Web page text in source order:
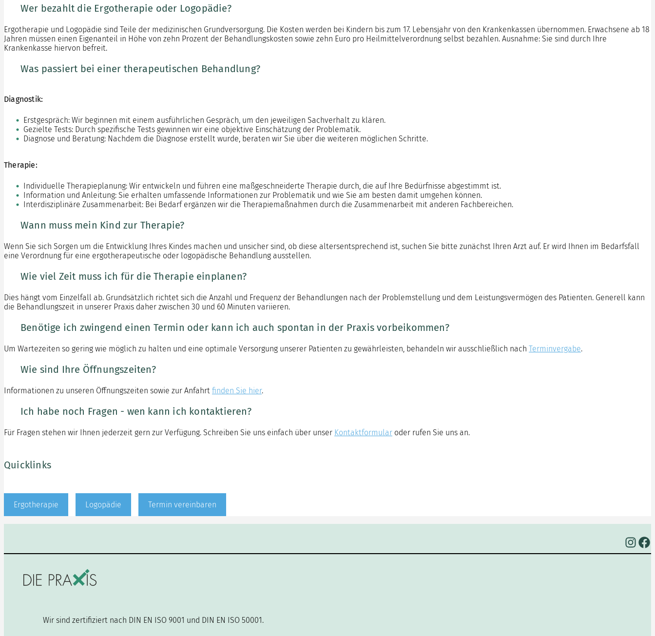
Wer bezahlt die Ergotherapie oder Logopädie?
Ergotherapie und Logopädie sind Teile der medizinischen Grundversorgung. Die Kosten werden bei Kindern bis zum 17. Lebensjahr von den Krankenkassen übernommen. Erwachsene ab 18
Jahren müssen einen Eigenanteil in Höhe von zehn Prozent der Behandlungskosten sowie zehn Euro pro Heilmittelverordnung selbst bezahlen. Ausnahme: Sie sind durch Ihre
Krankenkasse hiervon befreit.
Was passiert bei einer therapeutischen Behandlung?
Diagnostik:
Erstgespräch: Wir beginnen mit einem ausführlichen Gespräch, um den jeweiligen Sachverhalt zu klären.
Gezielte Tests: Durch spezifische Tests gewinnen wir eine objektive Einschätzung der Problematik.
Diagnose und Beratung: Nachdem die Diagnose erstellt wurde, beraten wir Sie über die weiteren möglichen Schritte.
Therapie:
Individuelle Therapieplanung: Wir entwickeln und führen eine maßgeschneiderte Therapie durch, die auf Ihre Bedürfnisse abgestimmt ist.
Information und Anleitung: Sie erhalten umfassende Informationen zur Problematik und wie Sie am besten damit umgehen können.
Interdisziplinäre Zusammenarbeit: Bei Bedarf ergänzen wir die Therapiemaßnahmen durch die Zusammenarbeit mit anderen Fachbereichen.
Wann muss mein Kind zur Therapie?
Wenn Sie sich Sorgen um die Entwicklung Ihres Kindes machen und unsicher sind, ob diese altersentsprechend ist, suchen Sie bitte zunächst Ihren Arzt auf. Er wird Ihnen im Bedarfsfall
eine Verordnung für eine ergotherapeutische oder logopädische Behandlung ausstellen.
Wie viel Zeit muss ich für die Therapie einplanen?
Dies hängt vom Einzelfall ab. Grundsätzlich richtet sich die Anzahl und Frequenz der Behandlungen nach der Problemstellung und dem Leistungsvermögen des Patienten. Generell kann
die Behandlungszeit in unserer Praxis daher zwischen 30 und 60 Minuten variieren.
Benötige ich zwingend einen Termin oder kann ich auch spontan in der Praxis vorbeikommen?
Um Wartezeiten so gering wie möglich zu halten und eine optimale Versorgung unserer Patienten zu gewährleisten, behandeln wir ausschließlich nach Terminvergabe.
Wie sind Ihre Öffnungszeiten?
Informationen zu unseren Öffnungszeiten sowie zur Anfahrt finden Sie hier.
Ich habe noch Fragen - wen kann ich kontaktieren?
Für Fragen stehen wir Ihnen jederzeit gern zur Verfügung. Schreiben Sie uns einfach über unser Kontaktformular oder rufen Sie uns an.
Quicklinks
Ergotherapie Logopädie Termin vereinbaren
Instagram Facebook
Wir sind zertifiziert nach DIN EN ISO 9001 und DIN EN ISO 50001.